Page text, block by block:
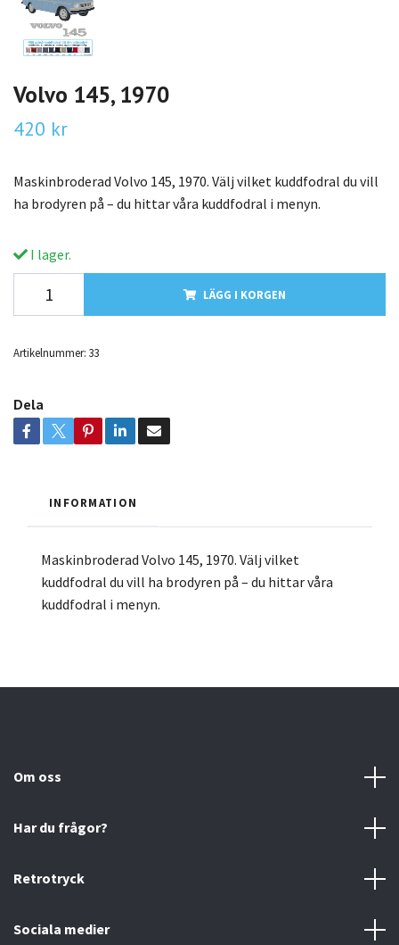
Volvo 145, 1970
420 kr
Maskinbroderad Volvo 145, 1970. Välj vilket kuddfodral du vill
ha brodyren på – du hittar våra kuddfodral i menyn.
I lager.
LÄGG I KORGEN
Artikelnummer: 33
Dela
INFORMATION
Maskinbroderad Volvo 145, 1970. Välj vilket
kuddfodral du vill ha brodyren på – du hittar våra
kuddfodral i menyn.
Om oss
Har du frågor?
Retrotryck
Sociala medier